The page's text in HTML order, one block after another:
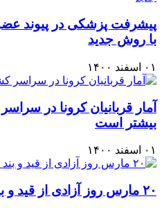
پیشرفت پزشکی در پیوند
با روش جدید
۰۱ اسفند ۱۴۰۰
بيشتر است
۰۱ اسفند ۱۴۰۰
۲۰ مارس روز آزادی از قید و بند کرونا در آلمان